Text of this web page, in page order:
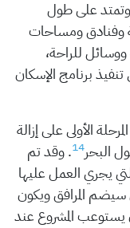
على طول
وفنادق ومساحات
للراحة،
برنامج الإسكان
الأولى على إزالة
البحر14. وقد تم
يجري العمل عليها
سيضم المرافق ويكون
يستوعب المشروع عند